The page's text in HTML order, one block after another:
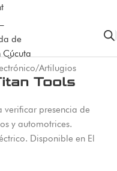
/Artilugios
Tools
verificar presencia de
y automotrices.
Disponible en El